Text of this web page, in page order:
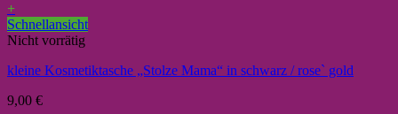
+
Schnellansicht
Nicht vorrätig
kleine Kosmetiktasche „Stolze Mama“ in schwarz / rose` gold
9,00 €